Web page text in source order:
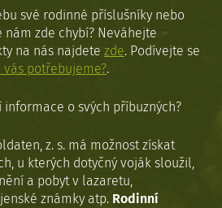
své rodinné příslušníky nebo
zde chybí? Neváhejte
na nás najdete zde. Podívejte se
vás potřebujeme?.
informace o svých příbuzných?
z. s. má možnost získat
u kterých dotyčný voják sloužil,
a pobyt v lazaretu,
známky atp. Rodinní